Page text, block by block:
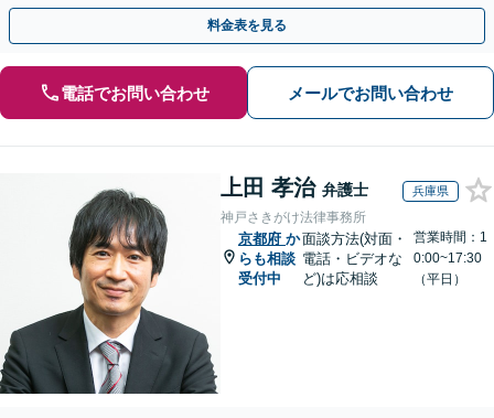
農地や山林などもお任せください【枚方市駅6分】
料金表を見る
電話でお問い合わせ メールでお問い合わせ
上田 孝治 弁護士 兵庫県
神戸さきがけ法律事務所
京都府 か
らも相談
受付中
面談方法(対面・
電話・ビデオな
ど)は応相談
営業時間：1
0:00~17:30
（平日）